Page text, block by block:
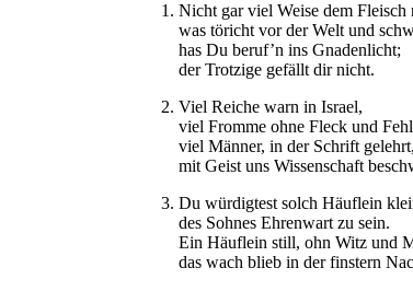
1. Nicht gar viel Weise dem Fleisch
was töricht vor der Welt und
has Du beruf’n ins Gnadenlicht;
der Trotzige gefällt dir nicht.
2. Viel Reiche warn in Israel,
viel Fromme ohne Fleck und
viel Männer, in der Schrift gelehrt,
mit Geist uns Wissenschaft
3. Du würdigtest solch Häuflein
des Sohnes Ehrenwart zu sein.
Ein Häuflein still, ohn Witz und
das wach blieb in der finstern